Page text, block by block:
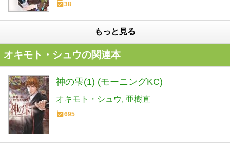
38
もっと見る
オキモト・シュウの関連本
神の雫(1) (モーニングKC)
オキモト・シュウ 亜樹直
695